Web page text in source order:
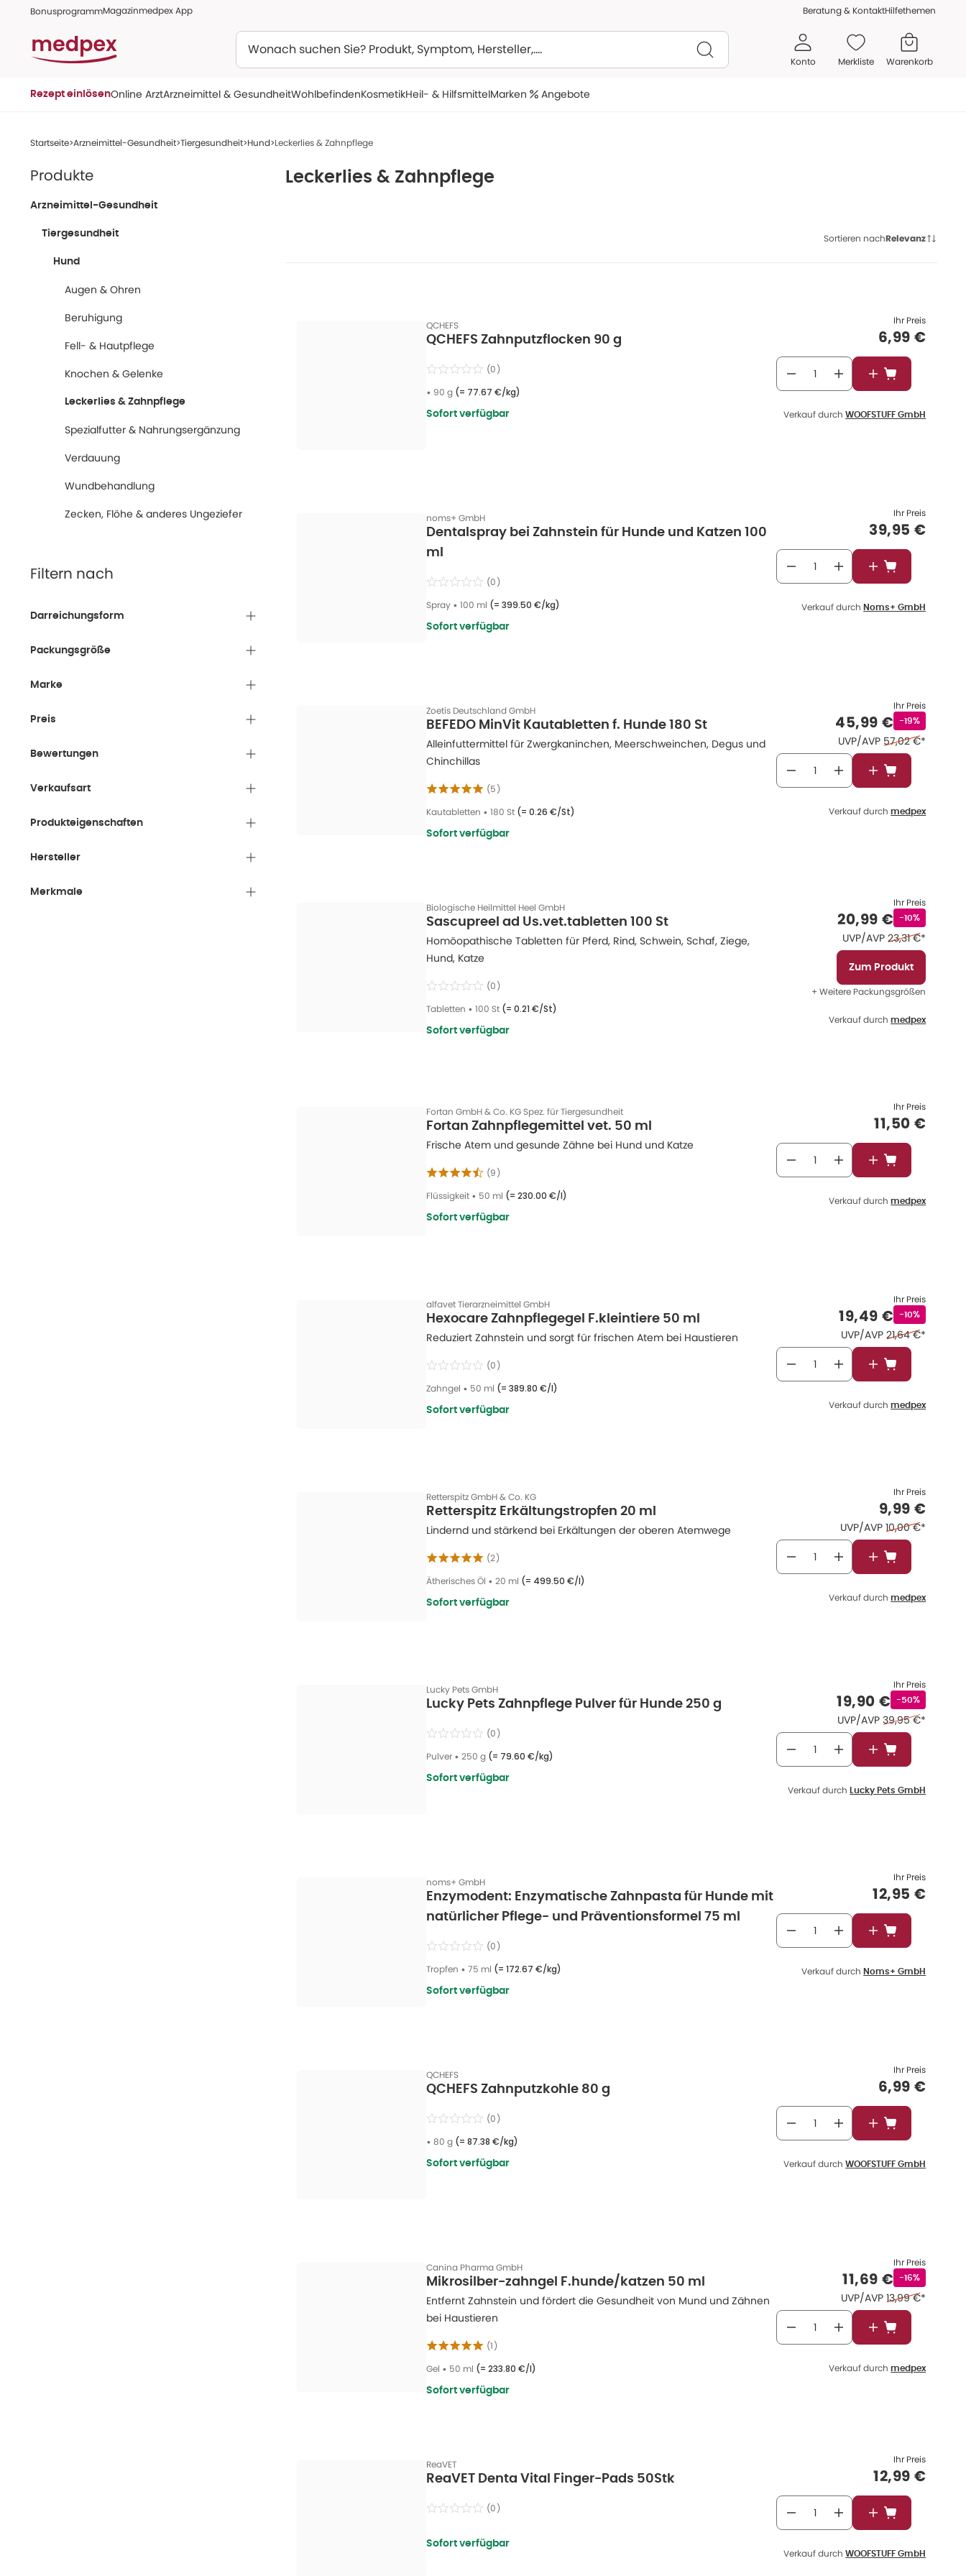
BonusprogrammMagazinmedpex App Beratung & KontaktHilfethemen
Konto Merkliste Warenkorb
Rezept einlösenOnline ArztArzneimittel & GesundheitWohlbefindenKosmetikHeil- & HilfsmittelMarken Angebote
Startseite Arzneimittel-Gesundheit Tiergesundheit Hund Leckerlies & Zahnpflege
Leckerlies & Zahnpflege
Produkte
Arzneimittel-Gesundheit
Tiergesundheit
Hund
Augen & Ohren
Beruhigung
Fell- & Hautpflege
Knochen & Gelenke
Leckerlies & Zahnpflege
Spezialfutter & Nahrungsergänzung
Verdauung
Wundbehandlung
Zecken, Flöhe & anderes Ungeziefer
Filtern nach
Darreichungsform
Packungsgröße
Marke
Preis
Bewertungen
Verkaufsart
Produkteigenschaften
Hersteller
Merkmale
Sortieren nachRelevanz
QCHEFS
QCHEFS Zahnputzflocken 90 g
(0)
• 90 g (= 77.67 €/kg)
Sofort verfügbar
Ihr Preis
6,99 €
In den
Verkauf durch WOOFSTUFF GmbH
noms+ GmbH
Dentalspray bei Zahnstein für Hunde und Katzen 100
ml
(0)
Spray • 100 ml (= 399.50 €/kg)
Sofort verfügbar
Ihr Preis
39,95 €
In den
Verkauf durch Noms+ GmbH
Zoetis Deutschland GmbH
BEFEDO MinVit Kautabletten f. Hunde 180 St
Alleinfuttermittel für Zwergkaninchen, Meerschweinchen, Degus und
Chinchillas
(5)
Kautabletten • 180 St (= 0.26 €/St)
Sofort verfügbar
Ihr Preis
Verkaufspreis
45,99 €Rabattstempel
-19%
UVP/AVP Ehemaliger
57,02 €*
In den
Verkauf durch medpex
Biologische Heilmittel Heel GmbH
Sascupreel ad Us.vet.tabletten 100 St
Homöopathische Tabletten für Pferd, Rind, Schwein, Schaf, Ziege,
Hund, Katze
(0)
Tabletten • 100 St (= 0.21 €/St)
Sofort verfügbar
Ihr Preis
Verkaufspreis
20,99 €Rabattstempel
-10%
UVP/AVP Ehemaliger
23,31 €*
Zum Produkt
+ Weitere Packungsgrößen
Verkauf durch medpex
Fortan GmbH & Co. KG Spez. für Tiergesundheit
Fortan Zahnpflegemittel vet. 50 ml
Frische Atem und gesunde Zähne bei Hund und Katze
(9)
Flüssigkeit • 50 ml (= 230.00 €/l)
Sofort verfügbar
Ihr Preis
11,50 €
In den
Verkauf durch medpex
alfavet Tierarzneimittel GmbH
Hexocare Zahnpflegegel F.kleintiere 50 ml
Reduziert Zahnstein und sorgt für frischen Atem bei Haustieren
(0)
Zahngel • 50 ml (= 389.80 €/l)
Sofort verfügbar
Ihr Preis
Verkaufspreis
19,49 €Rabattstempel
-10%
UVP/AVP Ehemaliger
21,64 €*
In den
Verkauf durch medpex
Retterspitz GmbH & Co. KG
Retterspitz Erkältungstropfen 20 ml
Lindernd und stärkend bei Erkältungen der oberen Atemwege
(2)
Ätherisches Öl • 20 ml (= 499.50 €/l)
Sofort verfügbar
Ihr Preis
9,99 €
UVP/AVP Ehemaliger
10,00 €*
In den
Verkauf durch medpex
Lucky Pets GmbH
Lucky Pets Zahnpflege Pulver für Hunde 250 g
(0)
Pulver • 250 g (= 79.60 €/kg)
Sofort verfügbar
Ihr Preis
Verkaufspreis
19,90 €Rabattstempel
-50%
UVP/AVP Ehemaliger Preis
39,95 €*
In den
Verkauf durch Lucky Pets GmbH
noms+ GmbH
Enzymodent: Enzymatische Zahnpasta für Hunde mit
natürlicher Pflege- und Präventionsformel 75 ml
(0)
Tropfen • 75 ml (= 172.67 €/kg)
Sofort verfügbar
Ihr Preis
12,95 €
In den
Verkauf durch Noms+ GmbH
QCHEFS
QCHEFS Zahnputzkohle 80 g
(0)
• 80 g (= 87.38 €/kg)
Sofort verfügbar
Ihr Preis
6,99 €
In den
Verkauf durch WOOFSTUFF GmbH
Canina Pharma GmbH
Mikrosilber-zahngel F.hunde/katzen 50 ml
Entfernt Zahnstein und fördert die Gesundheit von Mund und Zähnen
bei Haustieren
(1)
Gel • 50 ml (= 233.80 €/l)
Sofort verfügbar
Ihr Preis
Verkaufspreis
11,69 €Rabattstempel
-16%
UVP/AVP Ehemaliger
13,99 €*
In den
Verkauf durch medpex
ReaVET
ReaVET Denta Vital Finger-Pads 50Stk
(0)
Sofort verfügbar
Ihr Preis
12,99 €
In den
Verkauf durch WOOFSTUFF GmbH